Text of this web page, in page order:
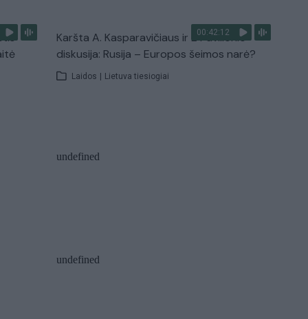
00:42:12
Karšta A. Kasparavičiaus ir Ž Pavilionio
diskusija: Rusija – Europos šeimos narė?
Laidos | Lietuva tiesiogiai